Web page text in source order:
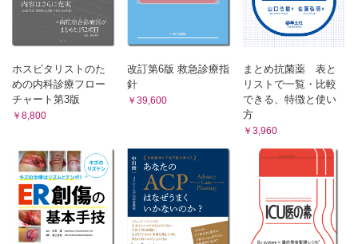
鳥取県立中央病院小児救急集中治療科／後藤 保
災害医療体験記
援，そして現在のコロナ禍で思うこと
山梨市立牧丘病院／古屋 聡
救命救急センター紹介
国立病院機構長崎医療センター高度救命救急センター
国立病院機構長崎医療センター高度救命救急センター／増田
幸子
症例報告
臍ヘルニア嵌頓を契機に診断された乳び腹水を伴う悪性リンパ
腫の1例
ホスピタリストのた
めの内科診療フロー
チャート第3版
￥8,800
改訂第6版 救急診療指
針
￥39,600
まとめ抗菌薬 表と
リストで一覧・比較
できる、特徴と使い
方
￥3,960